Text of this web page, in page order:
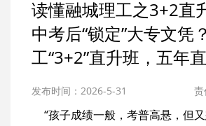
读懂融城理工之3+2直
中考后“锁定”大专文凭
工“3+2”直升班，五年
发布时间：2026-5-31
“孩子成绩一般，考普高悬，但